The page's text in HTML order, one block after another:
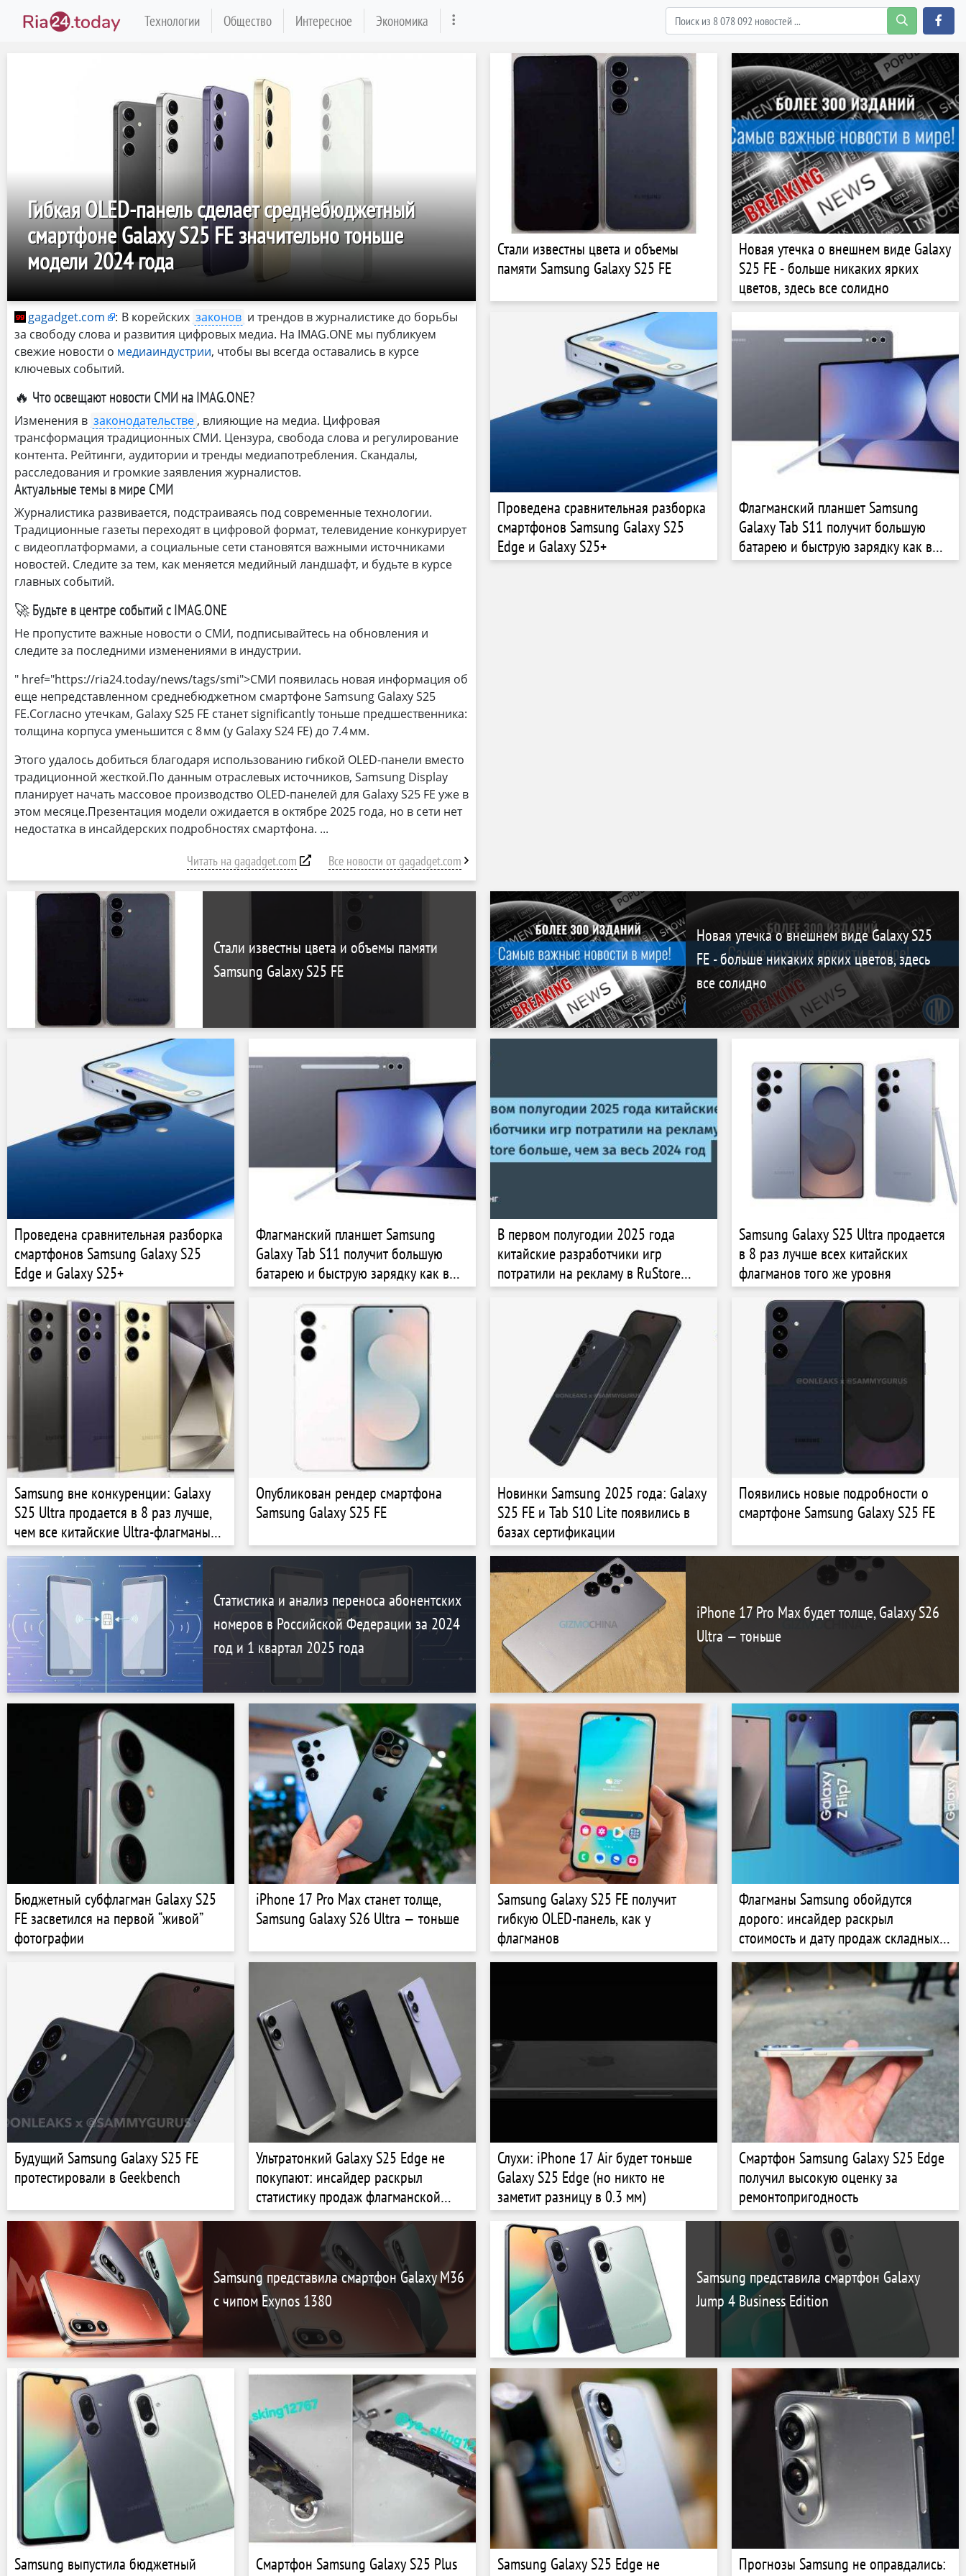
Технологии Общество Интересное Экономика
Гибкая OLED-панель сделает среднебюджетный
смартфоне Galaxy S25 FE значительно тоньше
модели 2024 года
gagadget.com : В корейских законов и трендов в журналистике до борьбы
за свободу слова и развития цифровых медиа. На IMAG.ONE мы публикуем
свежие новости о медиаиндустрии, чтобы вы всегда оставались в курсе
ключевых событий.
🔥 Что освещают новости СМИ на IMAG.ONE?
Изменения в законодательстве , влияющие на медиа. Цифровая
трансформация традиционных СМИ. Цензура, свобода слова и регулирование
контента. Рейтинги, аудитории и тренды медиапотребления. Скандалы,
расследования и громкие заявления журналистов.
Актуальные темы в мире СМИ
Журналистика развивается, подстраиваясь под современные технологии.
Традиционные газеты переходят в цифровой формат, телевидение конкурирует
с видеоплатформами, а социальные сети становятся важными источниками
новостей. Следите за тем, как меняется медийный ландшафт, и будьте в курсе
главных событий.
🚀 Будьте в центре событий с IMAG.ONE
Не пропустите важные новости о СМИ, подписывайтесь на обновления и
следите за последними изменениями в индустрии.
" href="https://ria24.today/news/tags/smi">СМИ появилась новая информация об
еще непредставленном среднебюджетном смартфоне Samsung Galaxy S25
FE.Согласно утечкам, Galaxy S25 FE станет significantly тоньше предшественника:
толщина корпуса уменьшится с 8 мм (у Galaxy S24 FE) до 7.4 мм.
Этого удалось добиться благодаря использованию гибкой OLED-панели вместо
традиционной жесткой.По данным отраслевых источников, Samsung Display
планирует начать массовое производство OLED-панелей для Galaxy S25 FE уже в
этом месяце.Презентация модели ожидается в октябре 2025 года, но в сети нет
недостатка в инсайдерских подробностях смартфона.
Читать на gagadget.com Все новости от gagadget.com
Стали известны цвета и объемы
памяти Samsung Galaxy S25 FE
Новая утечка о внешнем виде Galaxy
S25 FE - больше никаких ярких
цветов, здесь все солидно
Проведена сравнительная разборка
смартфонов Samsung Galaxy S25
Edge и Galaxy S25+
Флагманский планшет Samsung
Galaxy Tab S11 получит большую
батарею и быструю зарядку как в
Galaxy S25 Ultra
Стали известны цвета и объемы памяти
Samsung Galaxy S25 FE
Новая утечка о внешнем виде Galaxy S25
FE - больше никаких ярких цветов, здесь
все солидно
Проведена сравнительная разборка
смартфонов Samsung Galaxy S25
Edge и Galaxy S25+
Флагманский планшет Samsung
Galaxy Tab S11 получит большую
батарею и быструю зарядку как в
Galaxy S25 Ultra
В первом полугодии 2025 года
китайские разработчики игр
потратили на рекламу в RuStore
больше, чем за весь 2024 год
Samsung Galaxy S25 Ultra продается
в 8 раз лучше всех китайских
флагманов того же уровня
Samsung вне конкуренции: Galaxy
S25 Ultra продается в 8 раз лучше,
чем все китайские Ultra-флагманы
вместе взятые
Опубликован рендер смартфона
Samsung Galaxy S25 FE
Новинки Samsung 2025 года: Galaxy
S25 FE и Tab S10 Lite появились в
базах сертификации
Появились новые подробности о
смартфоне Samsung Galaxy S25 FE
Статистика и анализ переноса абонентских
номеров в Российской Федерации за 2024
год и 1 квартал 2025 года
iPhone 17 Pro Max будет толще, Galaxy S26
Ultra — тоньше
Бюджетный субфлагман Galaxy S25
FE засветился на первой “живой”
фотографии
iPhone 17 Pro Max станет толще,
Samsung Galaxy S26 Ultra — тоньше
Samsung Galaxy S25 FE получит
гибкую OLED-панель, как у
флагманов
Флагманы Samsung обойдутся
дорого: инсайдер раскрыл
стоимость и дату продаж складных
смартфонов Galaxy Z Fold 7, Z Flip 7
и Z Flip 7 FE
Будущий Samsung Galaxy S25 FE
протестировали в Geekbench
Ультратонкий Galaxy S25 Edge не
покупают: инсайдер раскрыл
статистику продаж флагманской
линейки Samsung
Слухи: iPhone 17 Air будет тоньше
Galaxy S25 Edge (но никто не
заметит разницу в 0.3 мм)
Смартфон Samsung Galaxy S25 Edge
получил высокую оценку за
ремонтопригодность
Samsung представила смартфон Galaxy M36
с чипом Exynos 1380
Samsung представила смартфон Galaxy
Jump 4 Business Edition
Samsung выпустила бюджетный
Смартфон Samsung Galaxy S25 Plus
Samsung Galaxy S25 Edge не
Прогнозы Samsung не оправдались: